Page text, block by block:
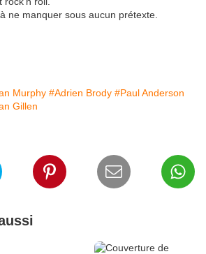
ne manquer sous aucun prétexte.
Murphy #Adrien Brody #Paul Anderson
Gillen